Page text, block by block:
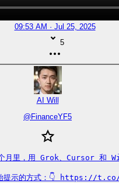
09:53 AM · Jul 25, 2025
5
AI Will
@ FinanceYF5
月里，用 Grok、Cursor 和
始提示的方式：👇 https://